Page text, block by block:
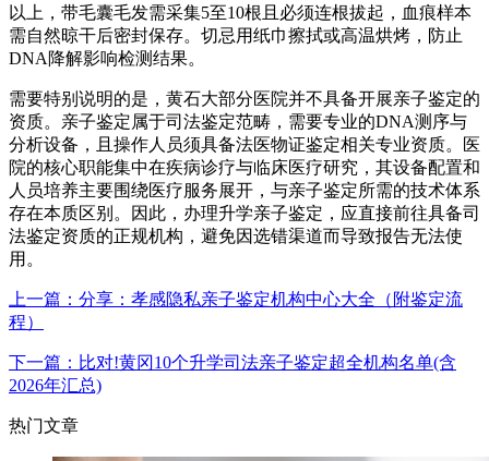
以上，带毛囊毛发需采集5至10根且必须连根拔起，血痕样本
需自然晾干后密封保存。切忌用纸巾擦拭或高温烘烤，防止
DNA降解影响检测结果。
需要特别说明的是，黄石大部分医院并不具备开展亲子鉴定的
资质。亲子鉴定属于司法鉴定范畴，需要专业的DNA测序与
分析设备，且操作人员须具备法医物证鉴定相关专业资质。医
院的核心职能集中在疾病诊疗与临床医疗研究，其设备配置和
人员培养主要围绕医疗服务展开，与亲子鉴定所需的技术体系
存在本质区别。因此，办理升学亲子鉴定，应直接前往具备司
法鉴定资质的正规机构，避免因选错渠道而导致报告无法使
用。
上一篇：分享：孝感隐私亲子鉴定机构中心大全（附鉴定流
程）
下一篇：比对!黄冈10个升学司法亲子鉴定超全机构名单(含
2026年汇总)
热门文章